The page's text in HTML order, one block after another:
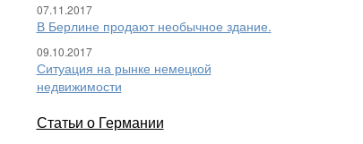
07.11.2017
В Берлине продают необычное здание.
09.10.2017
Ситуация на рынке немецкой
недвижимости
Статьи о Германии